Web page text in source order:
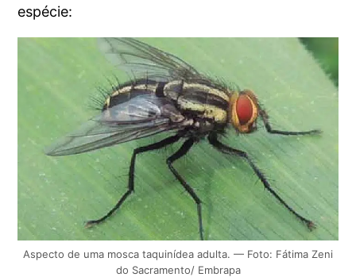
espécie:
Aspecto de uma mosca taquinídea adulta. — Foto: Fátima Zeni
do Sacramento/ Embrapa